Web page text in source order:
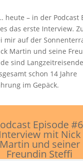
heute – in der Podcast
das erste Interview.
mir auf der
Martin und seine
sind
schon 14 Jahre
im Gepäck.
Episode
Interview mit Nick
Martin und seiner
Freundin Steffi